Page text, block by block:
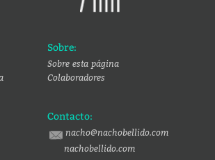
Sobre:
Sobre esta página
Colaboradores
Contacto:
nacho@nachobellido.com
nachobellido.com